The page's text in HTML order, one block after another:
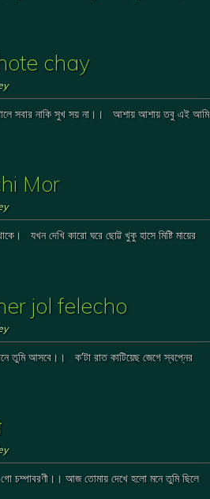
hote chay
সবার নাকি সুখ সয় না।। আশায় আশায় তবু এই আমি
Mor
যখন দেখি কারো ঘরে ছোট্ট খুকু হাসে মিষ্টি মায়ের
jol felecho
তুমি আসবে।। ক’টা রাত কাটিয়েছ জেগে স্বপ্নের
গো চম্পাবরণী।। আজ তোমায় দেখে হলো মনে তুমি ছিলে